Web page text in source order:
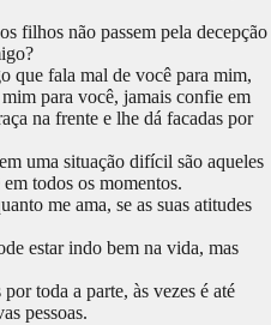
filhos não passem pela decepção
que fala mal de você para mim,
para você, jamais confie em
na frente e lhe dá facadas por
uma situação difícil são aqueles
todos os momentos.
me ama, se as suas atitudes
estar indo bem na vida, mas
toda a parte, às vezes é até
pessoas.